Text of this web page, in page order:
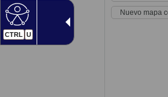
CTRL U
Nuevo mapa